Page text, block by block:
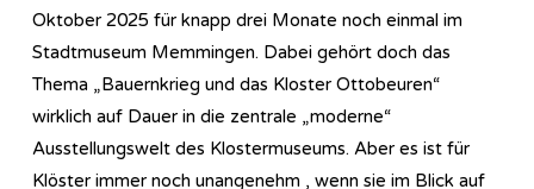
Oktober 2025 für knapp drei Monate noch einmal im
Stadtmuseum Memmingen. Dabei gehört doch das
Thema „Bauernkrieg und das Kloster Ottobeuren“
wirklich auf Dauer in die zentrale „moderne“
Ausstellungswelt des Klostermuseums. Aber es ist für
Klöster immer noch unangenehm , wenn sie im Blick auf